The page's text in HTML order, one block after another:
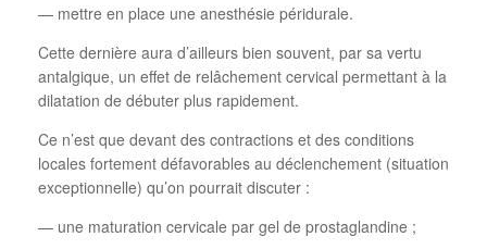
— mettre en place une anesthésie péridurale.
Cette dernière aura d’ailleurs bien souvent, par sa vertu
antalgique, un effet de relâchement cervical permettant à la
dilatation de débuter plus rapidement.
Ce n’est que devant des contractions et des conditions
locales fortement défavorables au déclenchement (situation
exceptionnelle) qu’on pourrait discuter :
— une maturation cervicale par gel de prostaglandine ;